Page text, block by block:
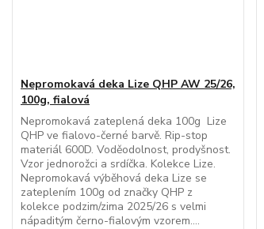
Nepromokavá deka Lize QHP AW 25/26,
100g, fialová
Nepromokavá zateplená deka 100g Lize
QHP ve fialovo-černé barvě. Rip-stop
materiál 600D. Voděodolnost, prodyšnost.
Vzor jednorožci a srdíčka. Kolekce Lize.
Nepromokavá výběhová deka Lize se
zateplením 100g od značky QHP z
kolekce podzim/zima 2025/26 s velmi
nápaditým černo-fialovým vzorem....